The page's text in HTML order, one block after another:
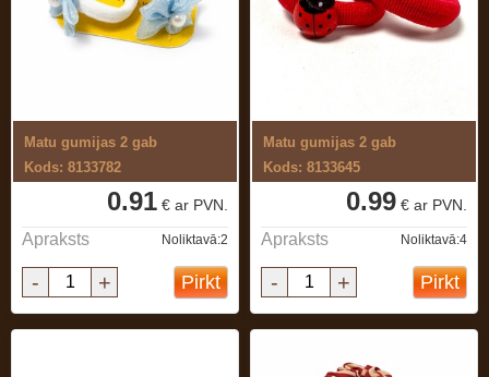
Matu gumijas 2 gab
Kods: 8133782
0.91 € ar PVN.
Apraksts Noliktavā:2
- + Pirkt
Matu gumijas 2 gab
Kods: 8133645
0.99 € ar PVN.
Apraksts Noliktavā:4
- + Pirkt